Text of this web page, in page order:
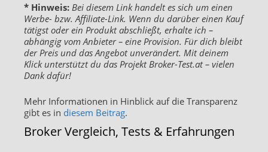
* Hinweis: Bei diesem Link handelt es sich um einen
Werbe- bzw. Affiliate-Link. Wenn du darüber einen Kauf
tätigst oder ein Produkt abschließt, erhalte ich –
abhängig vom Anbieter – eine Provision. Für dich bleibt
der Preis und das Angebot unverändert. Mit deinem
Klick unterstützt du das Projekt Broker-Test.at – vielen
Dank dafür!
Mehr Informationen in Hinblick auf die Transparenz
gibt es in diesem Beitrag.
Broker Vergleich, Tests & Erfahrungen